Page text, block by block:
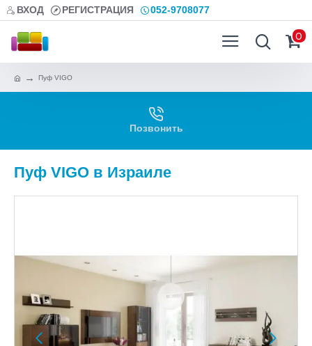
ВХОД РЕГИСТРАЦИЯ 052-9708077
0
Пуф VIGO
Позвонить
Пуф VIGO в Израиле